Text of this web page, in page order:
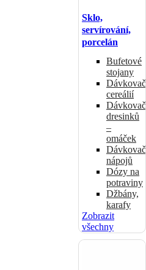
Sklo,
servírování,
porcelán
Bufetové
stojany
Dávkovače
cereálií
Dávkovače
dresinků
–
omáček
Dávkovače
nápojů
Dózy na
potraviny
Džbány,
karafy
Zobrazit
všechny